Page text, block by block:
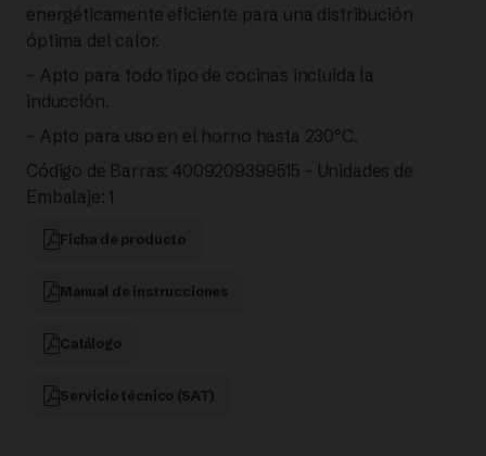
energéticamente eficiente para una distribución
óptima del calor.
– Apto para todo tipo de cocinas incluida la
inducción.
– Apto para uso en el horno hasta 230°C.
Código de Barras: 4009209399515 – Unidades de
Embalaje: 1
Ficha de producto
Manual de instrucciones
Catálogo
Servicio técnico (SAT)